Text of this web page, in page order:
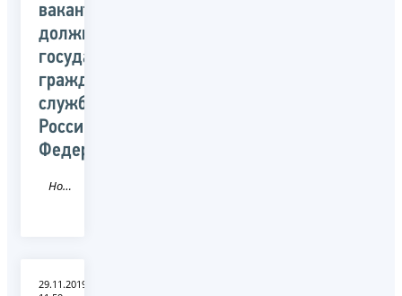
вакантных
должностей
государственной
гражданской
службы
Российской
Федерации
Новость
29.11.2019